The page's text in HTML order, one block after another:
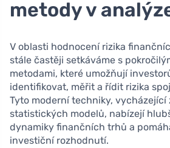
metody v
V oblasti hodnocení rizika
stále častěji setkáváme s
metodami, které umožňují
identifikovat, měřit a řídit rizika
Tyto moderní techniky, vycházející
statistických modelů, nabízejí
dynamiky finančních trhů a
investiční rozhodnutí.